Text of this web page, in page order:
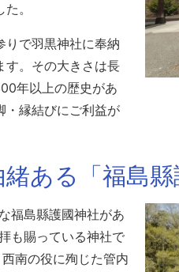
。
りで羽黒神社に奉納
す。その大きさは長
年以上の歴史があ
・縁結びにご利益が
ある「福島縣
福島縣護國神社があ
も賜っている神社で
南の役に殉じた管内